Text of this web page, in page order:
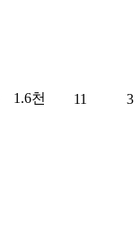
1.6천 11 3